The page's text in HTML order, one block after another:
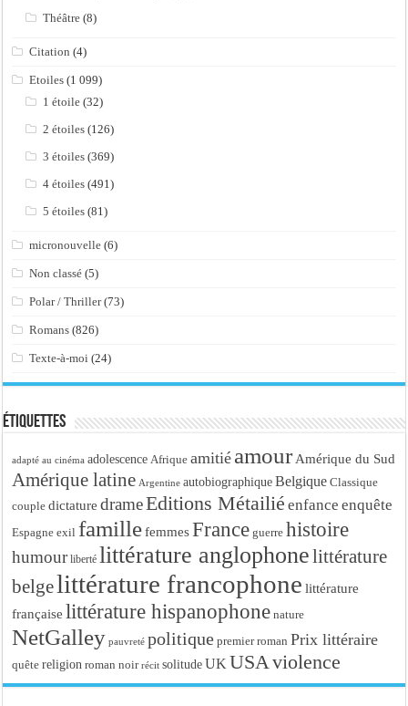
Théâtre (8)
Citation (4)
Etoiles (1 099)
1 étoile (32)
2 étoiles (126)
3 étoiles (369)
4 étoiles (491)
5 étoiles (81)
micronouvelle (6)
Non classé (5)
Polar / Thriller(73)
Romans (826)
Texte-à-moi (24)
Étiquettes
adapté au cinéma adolescence Afrique amitié amour Amérique du Sud
Amérique latine Argentine autobiographique Belgique Classique
couple dictature drameEditions Métailié enfance enquête
Espagne exil famille femmes France guerre histoire
humour liberté littérature anglophonelittérature
belgelittérature francophone littérature
française littérature hispanophone nature
NetGalley pauvreté politique premier roman Prix littéraire
quête religion roman noir récit solitude UK USA violence